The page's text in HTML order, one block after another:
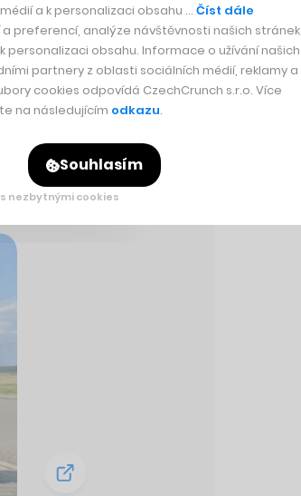
a k personalizaci obsahu … Číst dále
preferencí, analýze návštěvnosti našich stránek,
personalizaci obsahu. Informace o užívání našich
partnery z oblasti sociálních médií, reklamy a
cookies odpovídá CzechCrunch s.r.o. Více
na následujícím odkazu.
Souhlasím
nezbytnými cookies